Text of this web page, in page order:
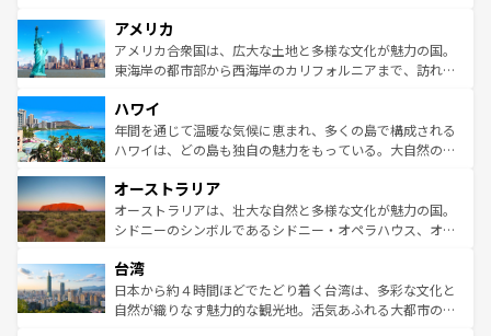
ンツ一覧を参照してほしい。
の建物がそのまま残る町や、スイスならではのユニークな
博物館もあり、アルプス観光だけでなく町歩きも満喫する
ことができる。国民の所得が高いため物価も高いが、旅行
ば市内交通費無料で観光を楽しむこともできる。 なお、新
着のスイス情報はコンテンツ一覧 を参照してほしい。
アメリカ
アメリカ合衆国は、広大な土地と多様な文化が魅力の国。
東海岸の都市部から西海岸のカリフォルニアまで、訪れる
のような巨大都市は、観光、ショッピング、エンターテイ
ンメントが詰まった刺激的なスポットだ。一方、アメリカ
西部には大自然が広がり、グランドキャニオンやイエロー
部のニューオーリンズでは、音楽と美食が融合した独特の
文化が魅力。旅行者はアメリカの各地域で異なる魅力を楽
しみながら、その多様性と豊かな歴史を感じることができ
ならではの贅沢な旅のスタイルだ。 なお、新着のアメリカ
情報はコンテンツ一覧を参照してほしい。
ハワイ
年間を通じて温暖な気候に恵まれ、多くの島で構成される
ハワイは、どの島も独自の魅力をもっている。大自然の神
ワイ島は見逃せない。また、定番の観光地といえばオアフ
島だが、静かな自然を求めるならマウイ島やカウアイ島が
おすすめ。エメラルドグリーンに輝く海をはじめ、豊かな
れるおもてなしの心で訪れる人々を迎えてくれるハワイの
人々、おいしいローカルフードやハワイアンミュージッ
ク、伝統的なフラダンスなど、すべてがハワイの魅力を彩
オーストラリア
オーストラリアは、壮大な自然と多様な文化が魅力の国。
シドニーのシンボルであるシドニー・オペラハウス、オー
リアリーフや大陸中央部にそびえるウルル（エアーズロッ
ク）、タスマニアの美しい原生林やケアンズの熱帯雨林な
ど、見どころがたくさん。また、カフェやワイン、オージ
台湾
日本から約４時間ほどでたどり着く台湾は、多彩な文化と
自然が織りなす魅力的な観光地。活気あふれる大都市の台